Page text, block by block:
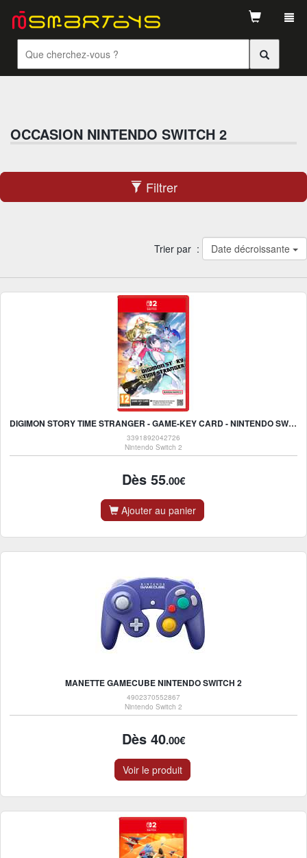
OCCASION NINTENDO SWITCH 2
Filtrer
Trier par : Date décroissante
DIGIMON STORY TIME STRANGER - GAME-KEY CARD - NINTENDO SWITCH 2
3391892042726
Nintendo Switch 2
Dès 55.00€
Ajouter au panier
MANETTE GAMECUBE NINTENDO SWITCH 2
4902370552867
Nintendo Switch 2
Dès 40.00€
Voir le produit